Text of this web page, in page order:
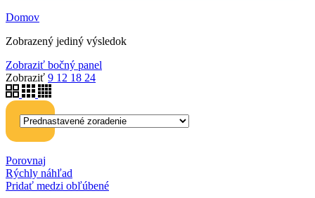
Domov
Zobrazený jediný výsledok
Zobraziť bočný panel
Zobraziť 9 12 18 24
Porovnaj
Rýchly náhľad
Pridať medzi obľúbené